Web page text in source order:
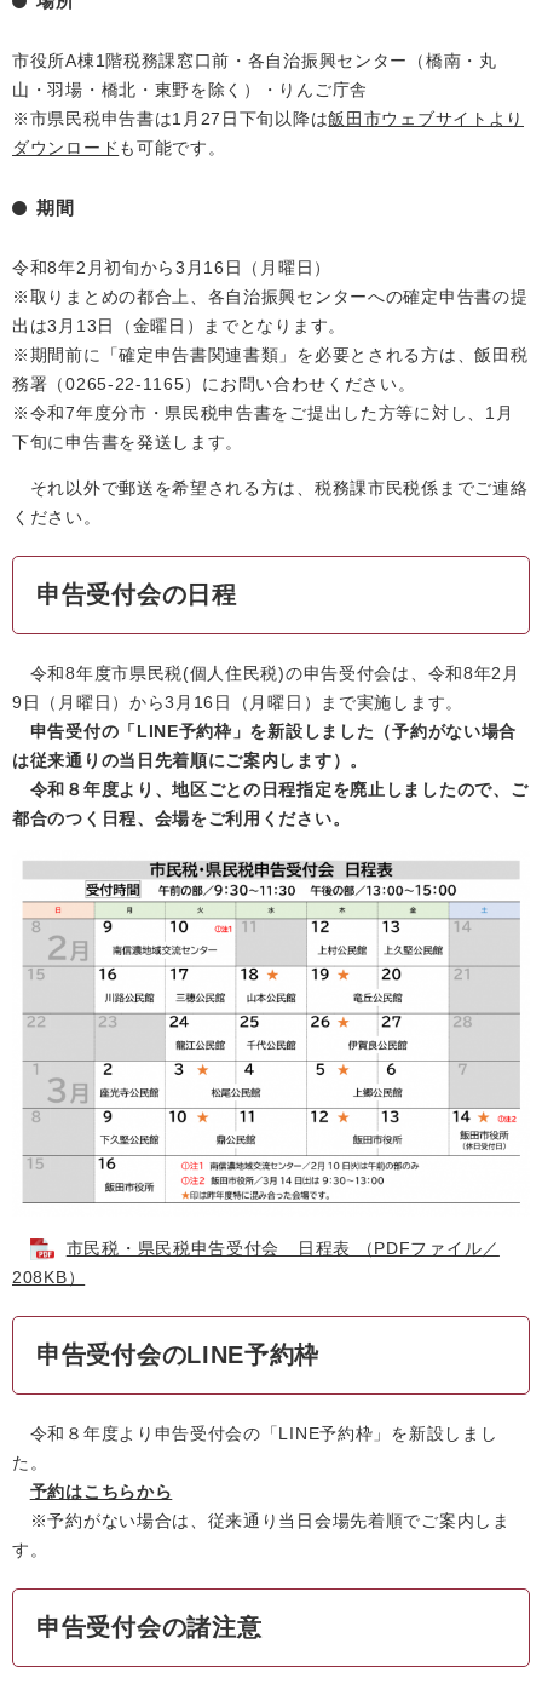
市役所A棟1階税務課窓口前・各自治振興センター（橋南・丸
山・羽場・橋北・東野を除く）・りんご庁舎
※市県民税申告書は1月27日下旬以降は飯田市ウェブサイトより
ダウンロード も可能です。
期間
令和8年2月初旬から3月16日（月曜日）
※取りまとめの都合上、各自治振興センターへの確定申告書の提
出は3月13日（金曜日）までとなります。
※期間前に「確定申告書関連書類」を必要とされる方は、飯田税
務署（0265-22-1165）にお問い合わせください。
※令和7年度分市・県民税申告書をご提出した方等に対し、1月
下旬に申告書を発送します。
それ以外で郵送を希望される方は、税務課市民税係までご連絡
ください。
申告受付会の日程
令和8年度市県民税(個人住民税)の申告受付会は、令和8年2月
9日（月曜日）から3月16日（月曜日）まで実施します。
申告受付の「LINE予約枠」を新設しました（予約がない場合
は従来通りの当日先着順にご案内します）。
令和８年度より、地区ごとの日程指定を廃止しましたので、ご
都合のつく日程、会場をご利用ください。
市民税・県民税申告受付会 日程表 （PDFファイル／
208KB）
申告受付会のLINE予約枠
令和８年度より申告受付会の「LINE予約枠」を新設しまし
た。
予約はこちらから
※予約がない場合は、従来通り当日会場先着順でご案内しま
す。
申告受付会の諸注意